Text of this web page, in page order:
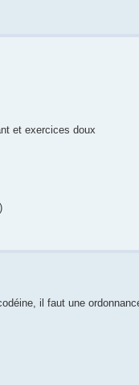
et exercices doux
il faut une